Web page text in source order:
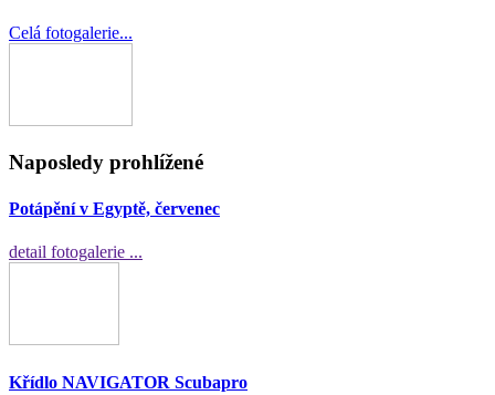
Celá fotogalerie...
Naposledy prohlížené
Potápění v Egyptě, červenec
detail fotogalerie ...
Křídlo NAVIGATOR Scubapro